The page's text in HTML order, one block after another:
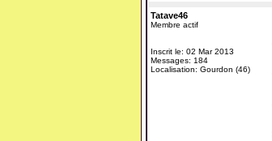
Tatave46
Membre actif
Inscrit le: 02 Mar 2013
Messages: 184
Localisation: Gourdon (46)